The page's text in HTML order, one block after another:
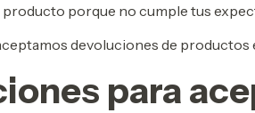
producto porque no cumple tus
devoluciones de
para